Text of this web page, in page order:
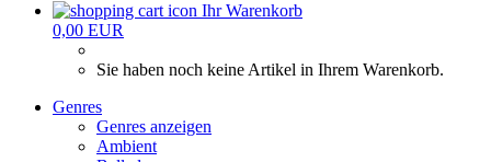
Ihr Warenkorb
0,00 EUR
Sie haben noch keine Artikel in Ihrem Warenkorb.
Genres
Genres anzeigen
Ambient